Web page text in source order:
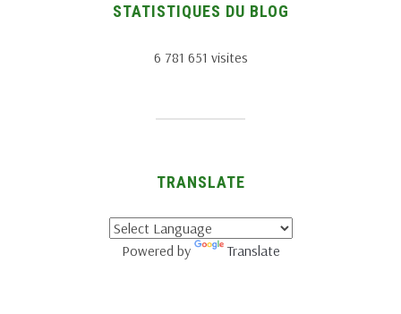
STATISTIQUES DU BLOG
6 781 651 visites
TRANSLATE
Powered by Translate